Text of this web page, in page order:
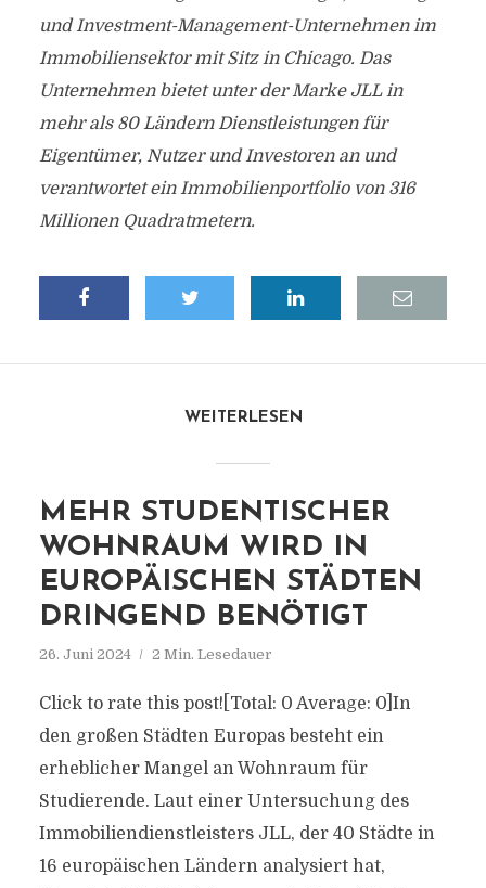
und Investment-Management-Unternehmen im
Immobiliensektor mit Sitz in Chicago. Das
Unternehmen bietet unter der Marke JLL in
mehr als 80 Ländern Dienstleistungen für
Eigentümer, Nutzer und Investoren an und
verantwortet ein Immobilienportfolio von 316
Millionen Quadratmetern.
WEITERLESEN
MEHR STUDENTISCHER
WOHNRAUM WIRD IN
EUROPÄISCHEN STÄDTEN
DRINGEND BENÖTIGT
26. Juni 2024 2 Min. Lesedauer
Click to rate this post![Total: 0 Average: 0]In
den großen Städten Europas besteht ein
erheblicher Mangel an Wohnraum für
Studierende. Laut einer Untersuchung des
Immobiliendienstleisters JLL, der 40 Städte in
16 europäischen Ländern analysiert hat,